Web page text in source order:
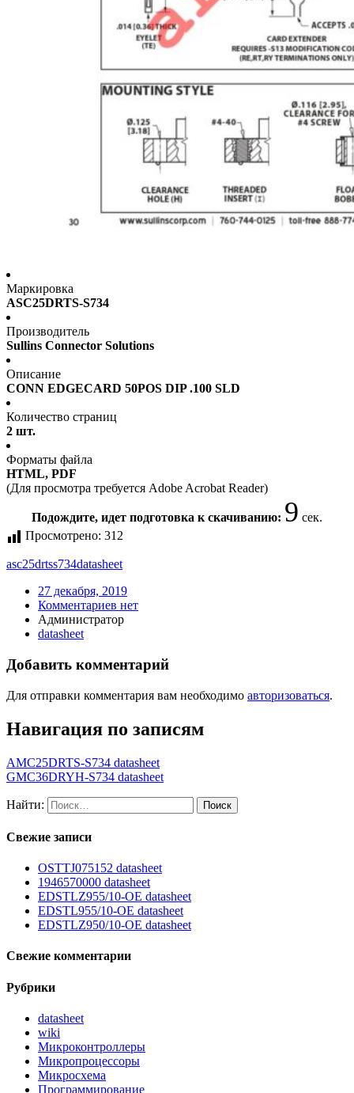
Маркировка
ASC25DRTS-S734
Производитель
Sullins Connector Solutions
Описание
CONN EDGECARD 50POS DIP .100 SLD
Количество страниц
2 шт.
Форматы файла
HTML, PDF
(Для просмотра требуется Adobe Acrobat Reader)
Подождите, идет подготовка к скачиванию: 9 сек.
Просмотрено: 312
asc25drtss734datasheet
27 декабря, 2019
Комментариев нет
Администратор
datasheet
Добавить комментарий
Для отправки комментария вам необходимо авторизоваться.
Навигация по записям
AMC25DRTS-S734 datasheet
GMC36DRYH-S734 datasheet
Найти:
Свежие записи
OSTTJ075152 datasheet
1946570000 datasheet
EDSTLZ955/10-OE datasheet
EDSTL955/10-OE datasheet
EDSTLZ950/10-OE datasheet
Свежие комментарии
Рубрики
datasheet
wiki
Микроконтроллеры
Микропроцессоры
Микросхема
Программирование